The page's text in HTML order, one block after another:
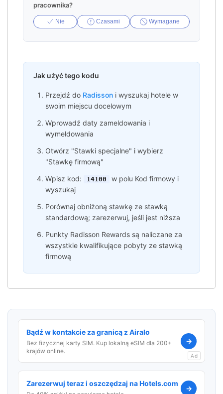
pracownika?
Nie Czasami Wymagane
Jak użyć tego kodu
Przejdź do Radisson i wyszukaj hotele w
swoim miejscu docelowym
Wprowadź daty zameldowania i
wymeldowania
Otwórz "Stawki specjalne" i wybierz
"Stawkę firmową"
Wpisz kod:
14100
w polu Kod firmowy i
wyszukaj
Porównaj obniżoną stawkę ze stawką
standardową; zarezerwuj, jeśli jest niższa
Punkty Radisson Rewards są naliczane za
wszystkie kwalifikujące pobyty ze stawką
firmową
Bądź w kontakcie za granicą z Airalo
Bez fizycznej karty SIM. Kup lokalną eSIM dla 200+
krajów online.
→
Ad
Zarezerwuj teraz i oszczędzaj na Hotels.com
→